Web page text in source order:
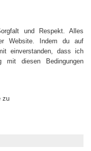
und Respekt. Alles
Website. Indem du auf
einverstanden, dass ich
mit diesen Bedingungen
zu